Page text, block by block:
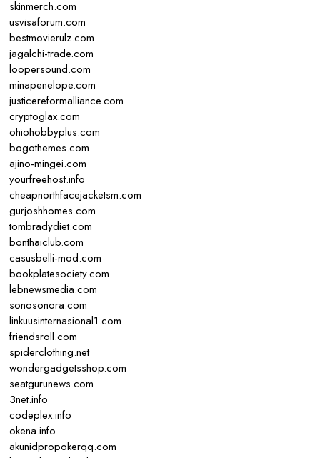
skinmerch.com
usvisaforum.com
bestmovierulz.com
jagalchi-trade.com
loopersound.com
minapenelope.com
justicereformalliance.com
cryptoglax.com
ohiohobbyplus.com
bogothemes.com
ajino-mingei.com
yourfreehost.info
cheapnorthfacejacketsm.com
gurjoshhomes.com
tombradydiet.com
bonthaiclub.com
casusbelli-mod.com
bookplatesociety.com
lebnewsmedia.com
sonosonora.com
linkuusinternasional1.com
friendsroll.com
spiderclothing.net
wondergadgetsshop.com
seatgurunews.com
3net.info
codeplex.info
okena.info
akunidpropokerqq.com